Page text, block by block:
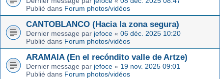
Publié dans Forum photos/vidéos
CANTOBLANCO (Hacia la zona segura)
Dernier message par jefoce « 06 déc. 2025 10:20
Publié dans Forum photos/vidéos
ARAMAIA (En el recóndito valle de Artze)
Dernier message par jefoce « 19 nov. 2025 09:01
Publié dans Forum photos/vidéos